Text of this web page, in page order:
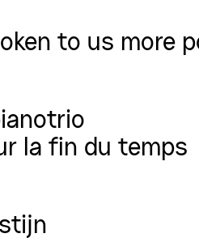
to us more
la fin du temps